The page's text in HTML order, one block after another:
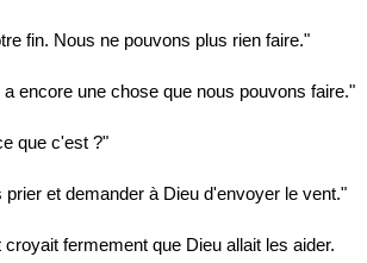
fin. Nous ne pouvons plus rien faire."
a encore une chose que nous pouvons faire."
que c'est ?"
prier et demander à Dieu d'envoyer le vent."
croyait fermement que Dieu allait les aider.